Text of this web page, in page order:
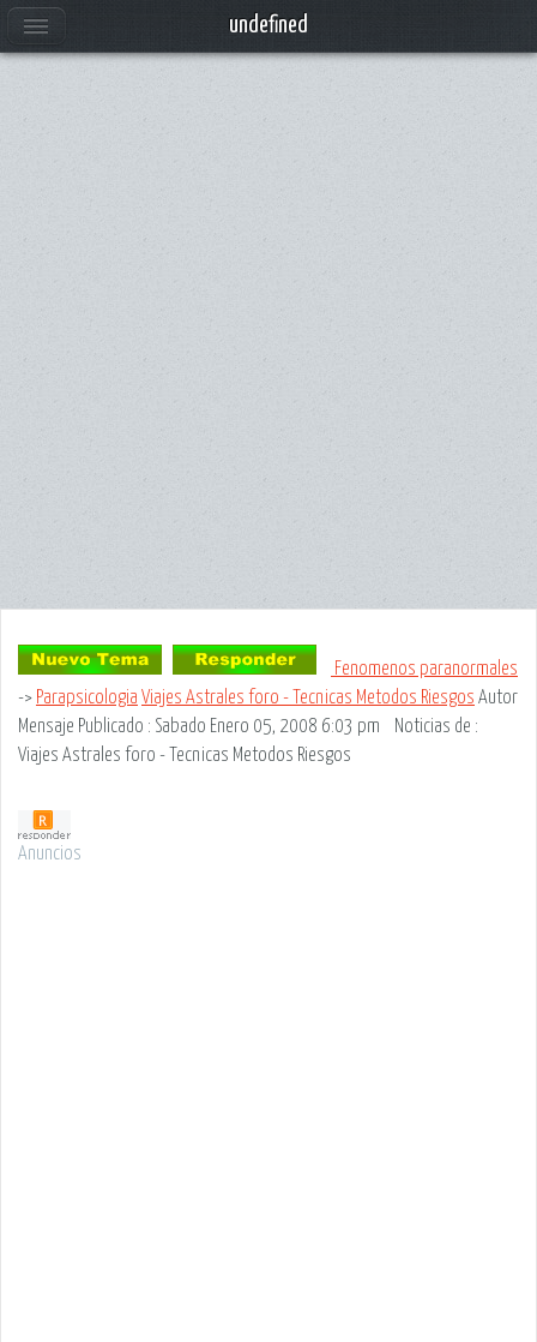
Fenomenos paranormales
-> Parapsicologia Viajes Astrales foro - Tecnicas Metodos Riesgos Autor
Mensaje Publicado : Sabado Enero 05, 2008 6:03 pm Noticias de :
Viajes Astrales foro - Tecnicas Metodos Riesgos
Anuncios
undefined